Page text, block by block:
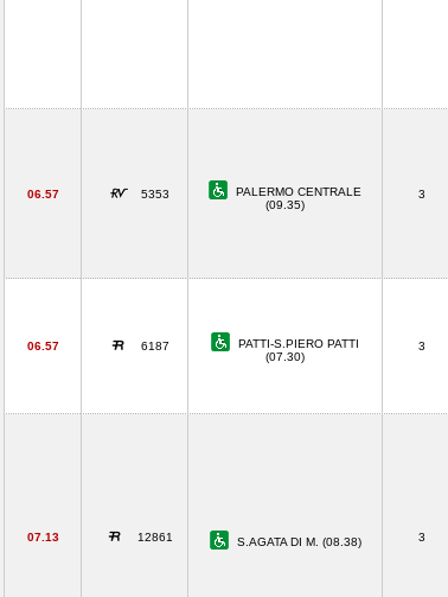
06.57 5353
PALERMO CENTRALE
(09.35)
3
06.57 6187
PATTI-S.PIERO PATTI
(07.30)
3
07.13 12861 S.AGATA DI M. (08.38) 3